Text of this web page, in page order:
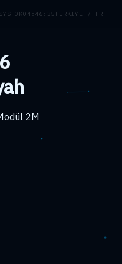
04:46:36TÜRKİYE / TR
2M